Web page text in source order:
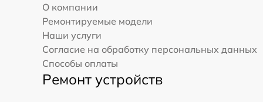
О компании
Ремонтируемые модели
Наши услуги
Согласие на обработку персональных данных
Способы оплаты
Ремонт устройств